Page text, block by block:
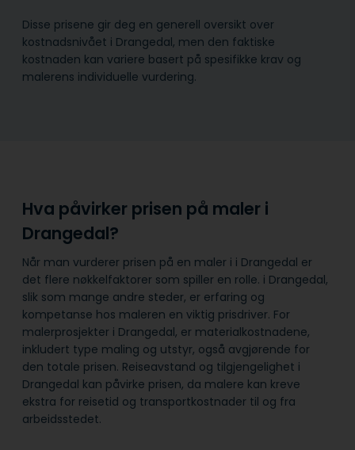
Disse prisene gir deg en generell oversikt over
kostnadsnivået i Drangedal, men den faktiske
kostnaden kan variere basert på spesifikke krav og
malerens individuelle vurdering.
Hva påvirker prisen på maler i
Drangedal?
Når man vurderer prisen på en maler i i Drangedal er
det flere nøkkelfaktorer som spiller en rolle. i Drangedal,
slik som mange andre steder, er erfaring og
kompetanse hos maleren en viktig prisdriver. For
malerprosjekter i Drangedal, er materialkostnadene,
inkludert type maling og utstyr, også avgjørende for
den totale prisen. Reiseavstand og tilgjengelighet i
Drangedal kan påvirke prisen, da malere kan kreve
ekstra for reisetid og transportkostnader til og fra
arbeidsstedet.